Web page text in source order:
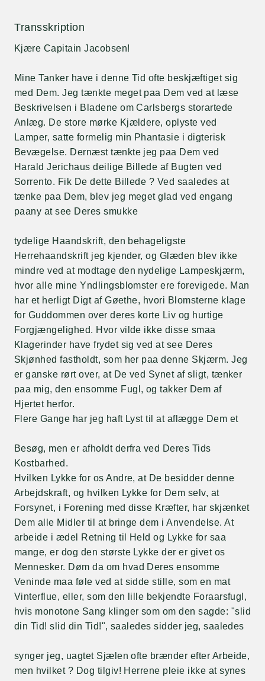
Transskription
Kjære Capitain Jacobsen!
Mine Tanker have i denne Tid ofte beskjæftiget sig
med Dem. Jeg tænkte meget paa Dem ved at læse
Beskrivelsen i Bladene om Carlsbergs storartede
Anlæg. De store mørke Kjældere, oplyste ved
Lamper, satte formelig min Phantasie i digterisk
Bevægelse. Dernæst tænkte jeg paa Dem ved
Harald Jerichaus deilige Billede af Bugten ved
Sorrento. Fik De dette Billede ? Ved saaledes at
tænke paa Dem, blev jeg meget glad ved engang
paany at see Deres smukke
tydelige Haandskrift, den behageligste
Herrehaandskrift jeg kjender, og Glæden blev ikke
mindre ved at modtage den nydelige Lampeskjærm,
hvor alle mine Yndlingsblomster ere forevigede. Man
har et herligt Digt af Gøethe, hvori Blomsterne klage
for Guddommen over deres korte Liv og hurtige
Forgjængelighed. Hvor vilde ikke disse smaa
Klagerinder have frydet sig ved at see Deres
Skjønhed fastholdt, som her paa denne Skjærm. Jeg
er ganske rørt over, at De ved Synet af sligt, tænker
paa mig, den ensomme Fugl, og takker Dem af
Hjertet herfor.
Flere Gange har jeg haft Lyst til at aflægge Dem et
Besøg, men er afholdt derfra ved Deres Tids
Kostbarhed.
Hvilken Lykke for os Andre, at De besidder denne
Arbejdskraft, og hvilken Lykke for Dem selv, at
Forsynet, i Forening med disse Kræfter, har skjænket
Dem alle Midler til at bringe dem i Anvendelse. At
arbeide i ædel Retning til Held og Lykke for saa
mange, er dog den største Lykke der er givet os
Mennesker. Døm da om hvad Deres ensomme
Veninde maa føle ved at sidde stille, som en mat
Vinterflue, eller, som den lille bekjendte Foraarsfugl,
hvis monotone Sang klinger som om den sagde: "slid
din Tid! slid din Tid!", saaledes sidder jeg, saaledes
synger jeg, uagtet Sjælen ofte brænder efter Arbeide,
men hvilket ? Dog tilgiv! Herrene pleie ikke at synes